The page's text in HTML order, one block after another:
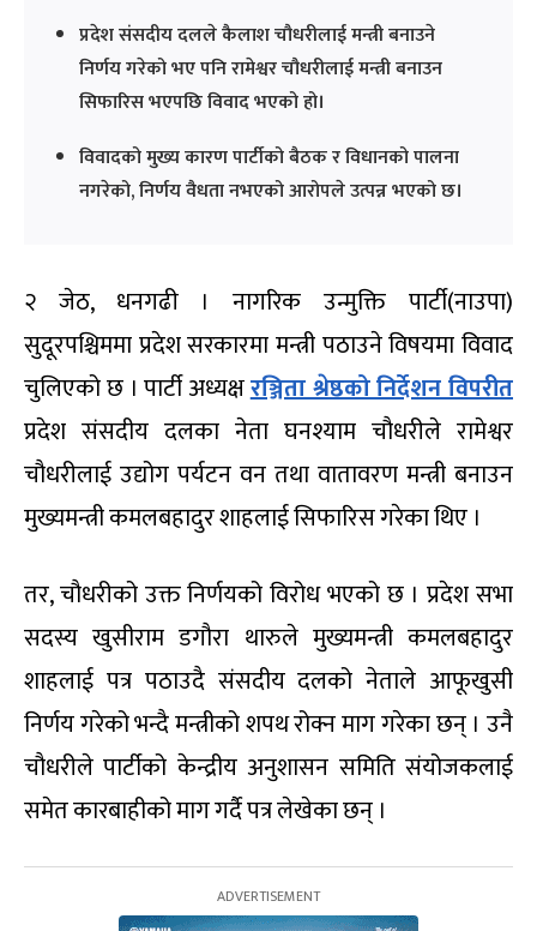
प्रदेश संसदीय दलले कैलाश चौधरीलाई मन्त्री बनाउने
निर्णय गरेको भए पनि रामेश्वर चौधरीलाई मन्त्री बनाउन
सिफारिस भएपछि विवाद भएको हो।
विवादको मुख्य कारण पार्टीको बैठक र विधानको पालना
नगरेको, निर्णय वैधता नभएको आरोपले उत्पन्न भएको छ।
२ जेठ, धनगढी । नागरिक उन्मुक्ति पार्टी(नाउपा)
सुदूरपश्चिममा प्रदेश सरकारमा मन्त्री पठाउने विषयमा विवाद
चुलिएको छ । पार्टी अध्यक्षरञ्जिता श्रेष्ठको निर्देशन विपरीत
प्रदेश संसदीय दलका नेता घनश्याम चौधरीले रामेश्वर
चौधरीलाई उद्योग पर्यटन वन तथा वातावरण मन्त्री बनाउन
मुख्यमन्त्री कमलबहादुर शाहलाई सिफारिस गरेका थिए ।
तर, चौधरीको उक्त निर्णयको विरोध भएको छ । प्रदेश सभा
सदस्य खुसीराम डगौरा थारुले मुख्यमन्त्री कमलबहादुर
शाहलाई पत्र पठाउदै संसदीय दलको नेताले आफूखुसी
निर्णय गरेको भन्दै मन्त्रीको शपथ रोक्न माग गरेका छन् । उनै
चौधरीले पार्टीको केन्द्रीय अनुशासन समिति संयोजकलाई
समेत कारबाहीको माग गर्दै पत्र लेखेका छन् ।